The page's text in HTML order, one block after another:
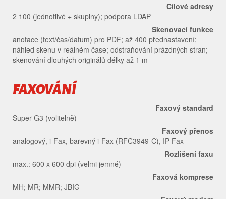
Cílové adresy
2 100 (jednotlivé + skupiny); podpora LDAP
Skenovací funkce
anotace (text/čas/datum) pro PDF; až 400 přednastavení;
náhled skenu v reálném čase; odstraňování prázdných stran;
skenování dlouhých originálů délky až 1 m
FAXOVÁNÍ
Faxový standard
Super G3 (volitelně)
Faxový přenos
analogový, i-Fax, barevný i-Fax (RFC3949-C), IP-Fax
Rozlišení faxu
max.: 600 x 600 dpi (velmi jemné)
Faxová komprese
MH; MR; MMR; JBIG